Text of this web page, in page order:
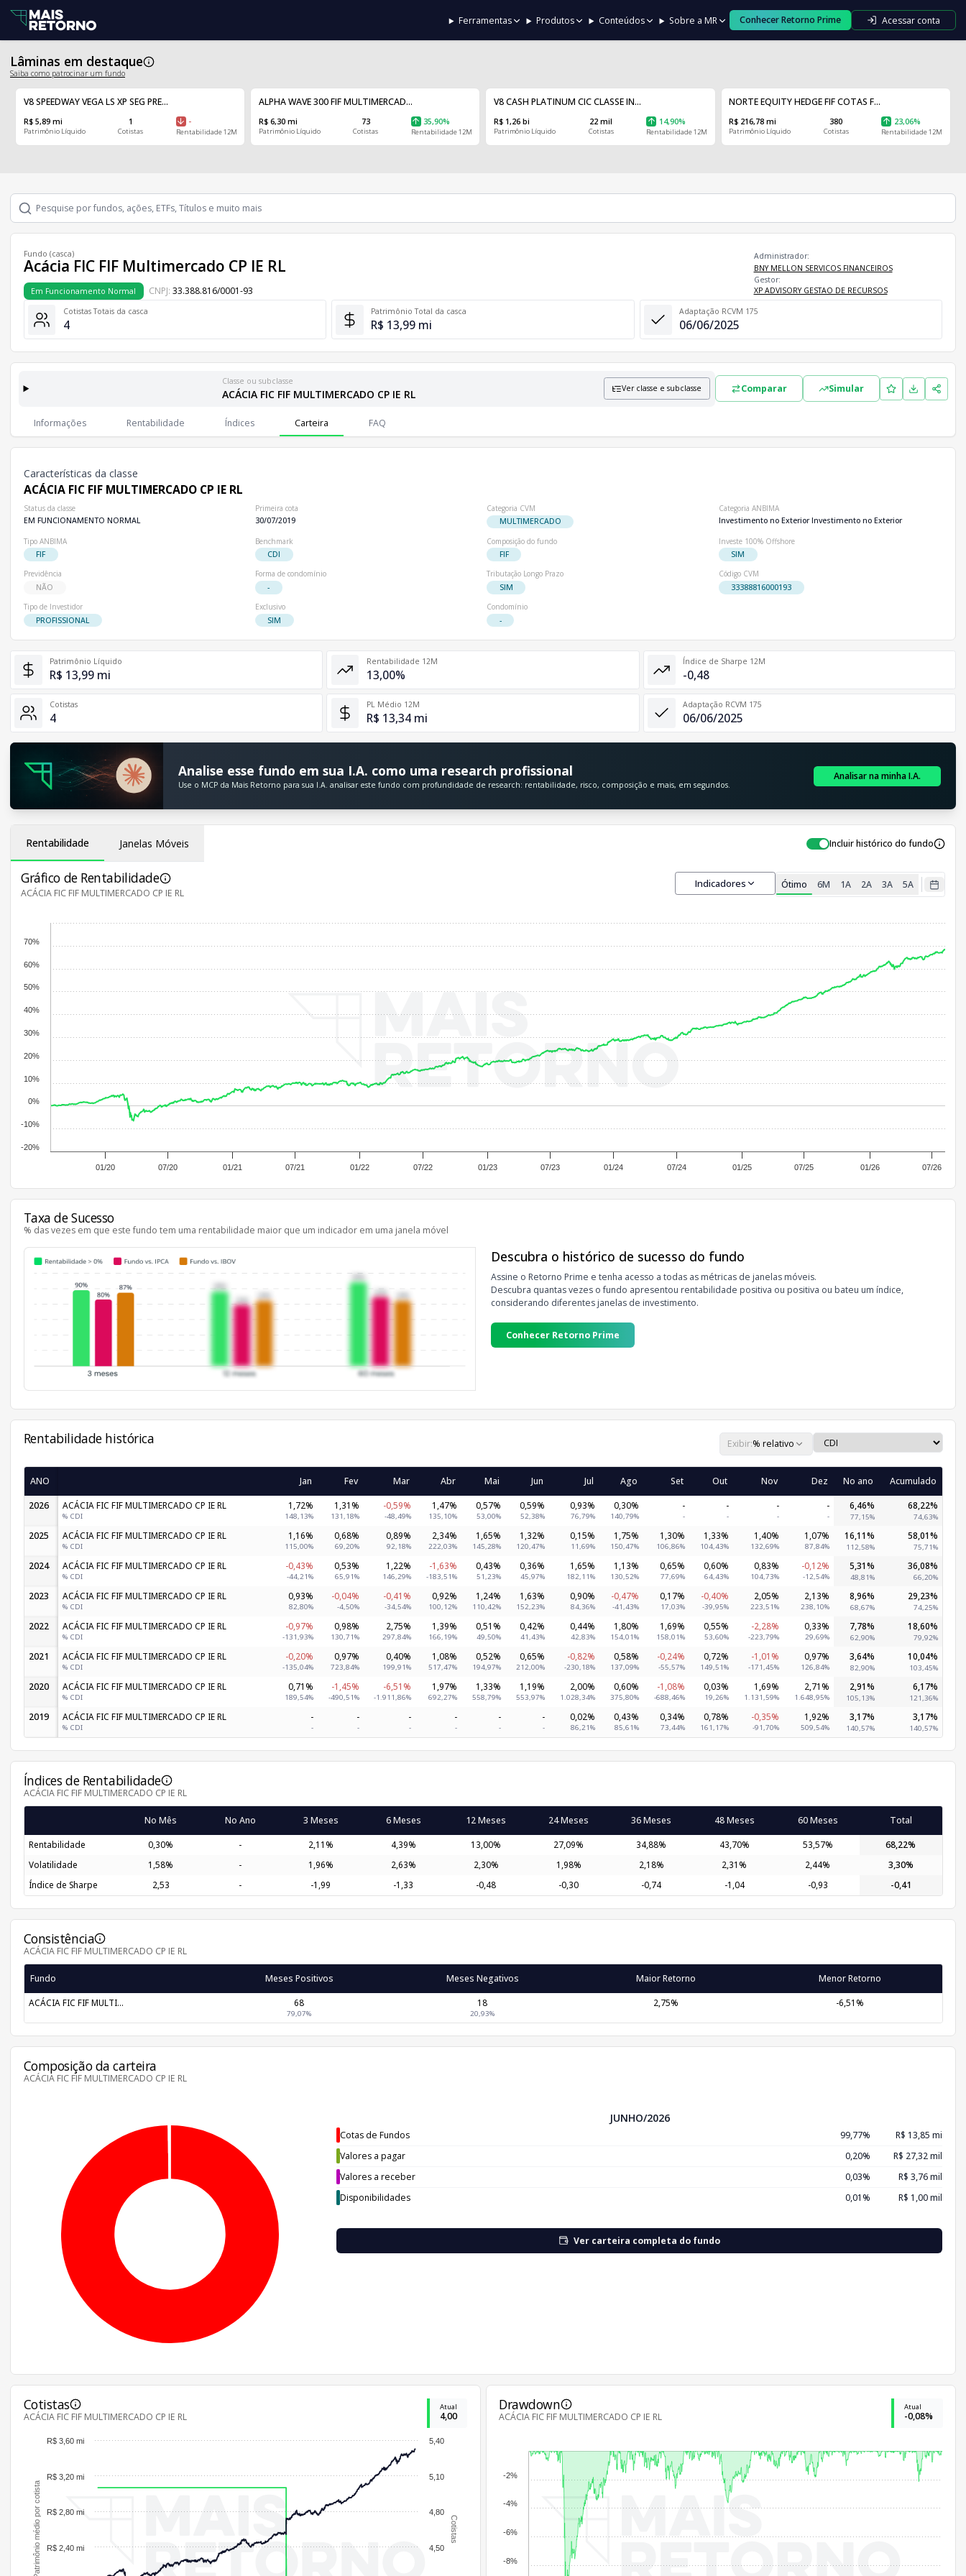
Ferramentas Produtos Conteúdos Sobre a MR Conhecer Retorno Prime Acessar conta
Lâminas em destaque
Saiba como patrocinar um fundo
V8 SPEEDWAY VEGA LS XP SEG PRE...
R$ 5,89 mi
Patrimônio Líquido
1
Cotistas
-
Rentabilidade 12M
ALPHA WAVE 300 FIF MULTIMERCAD...
R$ 6,30 mi
Patrimônio Líquido
73
Cotistas
35,90%
Rentabilidade 12M
V8 CASH PLATINUM CIC CLASSE IN...
R$ 1,26 bi
Patrimônio Líquido
22 mil
Cotistas
14,90%
Rentabilidade 12M
NORTE EQUITY HEDGE FIF COTAS F...
R$ 216,78 mi
Patrimônio Líquido
380
Cotistas
23,06%
Rentabilidade 12M
Fundo (casca)
Acácia FIC FIF Multimercado CP IE RL
Em Funcionamento Normal CNPJ: 33.388.816/0001-93
Administrador:
BNY MELLON SERVICOS FINANCEIROS
Gestor:
XP ADVISORY GESTAO DE RECURSOS
Cotistas Totais da casca
4
Patrimônio Total da casca
R$ 13,99 mi
Adaptação RCVM 175
06/06/2025
Classes e Subclasses do Fundo
Classes
Patrimônio Líquido Cotistas
Classe ou subclasse
ACÁCIA FIC FIF MULTIMERCADO CP IE RL Ver classe e subclasse Comparar Simular
Informações Rentabilidade Índices Carteira FAQ
Características da classe
ACÁCIA FIC FIF MULTIMERCADO CP IE RL
Status da classe
EM FUNCIONAMENTO NORMAL
Primeira cota
30/07/2019
Categoria CVM
MULTIMERCADO
Categoria ANBIMA
Investimento no Exterior Investimento no Exterior
Tipo ANBIMA
FIF
Benchmark
CDI
Composição do fundo
FIF
Investe 100% Offshore
SIM
Previdência
NÃO
Forma de condomínio
-
Tributação Longo Prazo
SIM
Código CVM
33388816000193
Tipo de Investidor
PROFISSIONAL
Exclusivo
SIM
Condomínio
-
Patrimônio Líquido
R$ 13,99 mi
Rentabilidade 12M
13,00%
Índice de Sharpe 12M
-0,48
Cotistas
4
PL Médio 12M
R$ 13,34 mi
Adaptação RCVM 175
06/06/2025
Analise esse fundo em sua I.A. como uma research profissional
Use o MCP da Mais Retorno para sua I.A. analisar este fundo com profundidade de research: rentabilidade, risco, composição e mais, em segundos.
Analisar na minha I.A.
Rentabilidade Janelas Móveis Incluir histórico do fundo
Gráfico de Rentabilidade
ACÁCIA FIC FIF MULTIMERCADO CP IE RL
Indicadores Ótimo 6M 1A 2A 3A 5A
01/20 07/20 01/21 07/21 01/22 07/22 01/23 07/23 01/24 07/24 01/25 07/25 01/26 07/26
-20%
-10%
0%
10%
20%
30%
40%
50%
60%
70%
Taxa de Sucesso
% das vezes em que este fundo tem uma rentabilidade maior que um indicador em uma janela móvel
Descubra o histórico de sucesso do fundo
Assine o Retorno Prime e tenha acesso a todas as métricas de janelas móveis.
Descubra quantas vezes o fundo apresentou rentabilidade positiva ou positiva ou bateu um índice,
considerando diferentes janelas de investimento.
Conhecer Retorno Prime
Rentabilidade histórica Exibir:% relativo
ANO Jan Fev Mar Abr Mai Jun Jul Ago Set Out Nov Dez No ano
Acumulado
2026
ACÁCIA FIC FIF MULTIMERCADO CP IE RL
% CDI
1,72%
148,13%
1,31%
131,18%
-0,59%
-48,49%
1,47%
135,10%
0,57%
53,00%
0,59%
52,38%
0,93%
76,79%
0,30%
140,79%
-
-
-
-
-
-
-
-
6,46%
77,15%
68,22%
74,63%
2025 ACÁCIA FIC FIF MULTIMERCADO CP IE RL
% CDI
1,16%
115,00%
0,68%
69,20%
0,89%
92,18%
2,34%
222,03%
1,65%
145,28%
1,32%
120,47%
0,15%
11,69%
1,75%
150,47%
1,30%
106,86%
1,33%
104,43%
1,40%
132,69%
1,07%
87,84%
16,11%
112,58%
58,01%
75,71%
2024 ACÁCIA FIC FIF MULTIMERCADO CP IE RL
% CDI
-0,43%
-44,21%
0,53%
65,91%
1,22%
146,29%
-1,63%
-183,51%
0,43%
51,23%
0,36%
45,97%
1,65%
182,11%
1,13%
130,52%
0,65%
77,69%
0,60%
64,43%
0,83%
104,73%
-0,12%
-12,54%
5,31%
48,81%
36,08%
66,20%
2023 ACÁCIA FIC FIF MULTIMERCADO CP IE RL
% CDI
0,93%
82,80%
-0,04%
-4,50%
-0,41%
-34,54%
0,92%
100,12%
1,24%
110,42%
1,63%
152,23%
0,90%
84,36%
-0,47%
-41,43%
0,17%
17,03%
-0,40%
-39,95%
2,05%
223,51%
2,13%
238,10%
8,96%
68,67%
29,23%
74,25%
2022 ACÁCIA FIC FIF MULTIMERCADO CP IE RL
% CDI
-0,97%
-131,93%
0,98%
130,71%
2,75%
297,84%
1,39%
166,19%
0,51%
49,50%
0,42%
41,43%
0,44%
42,83%
1,80%
154,01%
1,69%
158,01%
0,55%
53,60%
-2,28%
-223,79%
0,33%
29,69%
7,78%
62,90%
18,60%
79,92%
2021 ACÁCIA FIC FIF MULTIMERCADO CP IE RL
% CDI
-0,20%
-135,04%
0,97%
723,84%
0,40%
199,91%
1,08%
517,47%
0,52%
194,97%
0,65%
212,00%
-0,82%
-230,18%
0,58%
137,09%
-0,24%
-55,57%
0,72%
149,51%
-1,01%
-171,45%
0,97%
126,84%
3,64%
82,90%
10,04%
103,45%
2020 ACÁCIA FIC FIF MULTIMERCADO CP IE RL
% CDI
0,71%
189,54%
-1,45%
-490,51%
-6,51%
-1.911,86%
1,97%
692,27%
1,33%
558,79%
1,19%
553,97%
2,00%
1.028,34%
0,60%
375,80%
-1,08%
-688,46%
0,03%
19,26%
1,69%
1.131,59%
2,71%
1.648,95%
2,91%
105,13%
6,17%
121,36%
2019 ACÁCIA FIC FIF MULTIMERCADO CP IE RL
% CDI
-
-
-
-
-
-
-
-
-
-
-
-
0,02%
86,21%
0,43%
85,61%
0,34%
73,44%
0,78%
161,17%
-0,35%
-91,70%
1,92%
509,54%
3,17%
140,57%
3,17%
140,57%
Índices de Rentabilidade
ACÁCIA FIC FIF MULTIMERCADO CP IE RL
No Mês No Ano 3 Meses 6 Meses 12 Meses 24 Meses 36 Meses 48 Meses 60 Meses Total
Rentabilidade 0,30% - 2,11% 4,39% 13,00% 27,09% 34,88% 43,70% 53,57% 68,22%
Volatilidade 1,58% - 1,96% 2,63% 2,30% 1,98% 2,18% 2,31% 2,44% 3,30%
Índice de Sharpe 2,53 - -1,99 -1,33 -0,48 -0,30 -0,74 -1,04 -0,93 -0,41
Consistência
ACÁCIA FIC FIF MULTIMERCADO CP IE RL
Fundo Meses Positivos Meses Negativos Maior Retorno Menor Retorno
ACÁCIA FIC FIF MULTI... 68
79,07%
18
20,93%
2,75% -6,51%
Composição da carteira
ACÁCIA FIC FIF MULTIMERCADO CP IE RL
JUNHO/2026
Cotas de Fundos 99,77%
R$ 13,85 mi
Valores a pagar
0,20%
R$ 27,32 mil
Valores a receber
0,03%
R$ 3,76 mil
Disponibilidades
0,01% R$ 1,00 mil
Ver carteira completa do fundo
Cotistas
ACÁCIA FIC FIF MULTIMERCADO CP IE RL
Atual
4,00
Cotistas
Patrimônio médio por cotista 4,50
4,80
5,10
5,40
R$ 2,40 mi
R$ 2,80 mi
R$ 3,20 mi
R$ 3,60 mi
Drawdown
ACÁCIA FIC FIF MULTIMERCADO CP IE RL
Atual
-0,08%
-8%
-6%
-4%
-2%